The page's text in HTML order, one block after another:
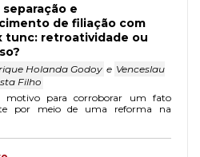
e
de filiação com
tunc: retroatividade ou
Holanda Godoy e Venceslau
Filho
motivo para corroborar um fato
por meio de uma reforma na